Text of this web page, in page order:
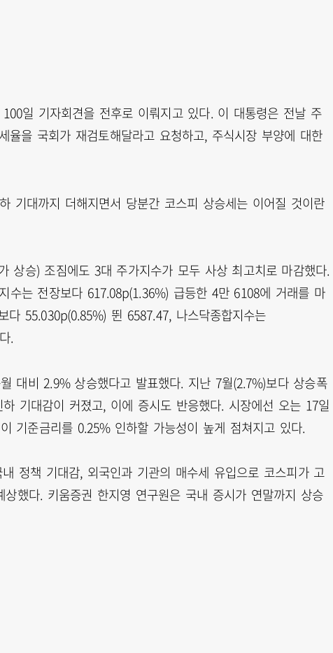
일 기자회견을 전후로 이뤄지고 있다. 이 대통령은 전날 주
을 국회가 재검토해달라고 요청하고, 주식시장 부양에 대한
기대까지 더해지면서 당분간 코스피 상승세는 이어질 것이란
상승) 조짐에도 3대 주가지수가 모두 사상 최고치로 마감했다.
수는 전장보다 617.08p(1.36%) 급등한 4만 6108에 거래를 마
다 55.030p(0.85%) 뛴 6587.47, 나스닥종합지수는
.
대비 2.9% 상승했다고 발표했다. 지난 7월(2.7%)보다 상승폭
기대감이 커졌고, 이에 증시도 반응했다. 시장에선 오는 17일
기준금리를 0.25% 인하할 가능성이 높게 점쳐지고 있다.
정책 기대감, 외국인과 기관의 매수세 유입으로 코스피가 고
했다. 키움증권 한지영 연구원은 국내 증시가 연말까지 상승